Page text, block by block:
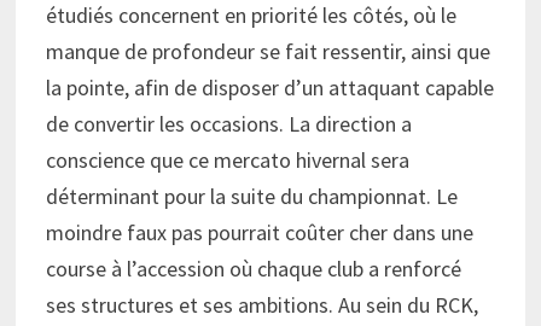
étudiés concernent en priorité les côtés, où le
manque de profondeur se fait ressentir, ainsi que
la pointe, afin de disposer d’un attaquant capable
de convertir les occasions. La direction a
conscience que ce mercato hivernal sera
déterminant pour la suite du championnat. Le
moindre faux pas pourrait coûter cher dans une
course à l’accession où chaque club a renforcé
ses structures et ses ambitions. Au sein du RCK,